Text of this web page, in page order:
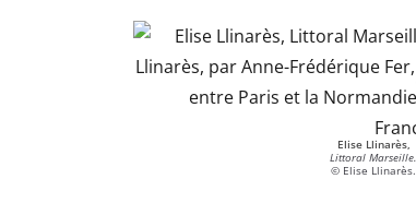
Elise Llinarès,
Littoral Marseille.
© Elise Llinarès.